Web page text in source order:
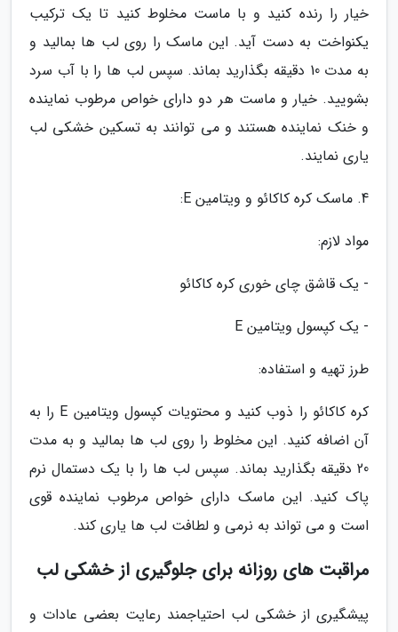
خیار را رنده کنید و با ماست مخلوط کنید تا یک ترکیب
یکنواخت به دست آید. این ماسک را روی لب ها بمالید و
به مدت 10 دقیقه بگذارید بماند. سپس لب ها را با آب سرد
بشویید. خیار و ماست هر دو دارای خواص مرطوب نماینده
و خنک نماینده هستند و می توانند به تسکین خشکی لب
یاری نمایند.
4. ماسک کره کاکائو و ویتامین E:
مواد لازم:
- یک قاشق چای خوری کره کاکائو
- یک کپسول ویتامین E
طرز تهیه و استفاده:
کره کاکائو را ذوب کنید و محتویات کپسول ویتامین E را به
آن اضافه کنید. این مخلوط را روی لب ها بمالید و به مدت
20 دقیقه بگذارید بماند. سپس لب ها را با یک دستمال نرم
پاک کنید. این ماسک دارای خواص مرطوب نماینده قوی
است و می تواند به نرمی و لطافت لب ها یاری کند.
مراقبت های روزانه برای جلوگیری از خشکی لب
پیشگیری از خشکی لب احتیاجمند رعایت بعضی عادات و